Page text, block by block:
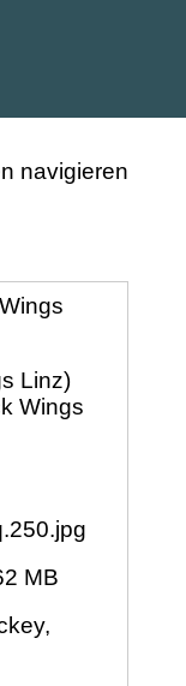
Linz)
Wings
MB